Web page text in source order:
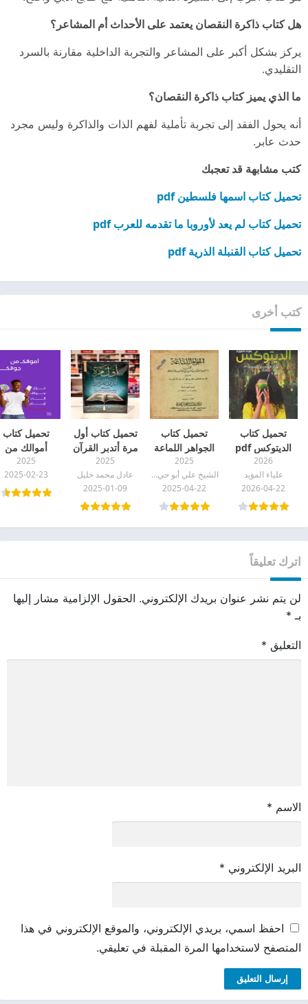
هل كتاب ذاكرة النقصان يعتمد على الأحداث أم المشاعر؟
يركز بشكل أكبر على المشاعر والتجربة الداخلية مقارنة بالسرد
التقليدي.
ما الذي يميز كتاب ذاكرة النقصان؟
أنه يحول الفقد إلى تجربة تأملية لفهم الذات والذاكرة وليس مجرد
حدث عابر.
كتب مشابهة قد تعجبك
تحميل كتاب اسمها فلسطين pdf
تحميل كتاب لم يعد لأوروبا ما تقدمه للعرب pdf
تحميل كتاب القنبلة الذرية pdf
كتب أخرى
تحميل كتاب
الديتوكس pdf
2026
علياء المؤيد
2026-04-22
تحميل كتاب
الجواهر اللماعة
pdf
2025
الشيخ علي أبو حي الله المرزوقي
2025-04-22
تحميل كتاب أول
مرة أتدبر القرآن
PDF
2025
عادل محمد خليل
2025-01-09
تحميل كتاب
أموالك من
جوالك pdf
2025
2025-02-23
اترك تعليقاً
لن يتم نشر عنوان بريدك الإلكتروني. الحقول الإلزامية مشار إليها
بـ *
التعليق *
الاسم *
البريد الإلكتروني *
احفظ اسمي، بريدي الإلكتروني، والموقع الإلكتروني في هذا
المتصفح لاستخدامها المرة المقبلة في تعليقي.